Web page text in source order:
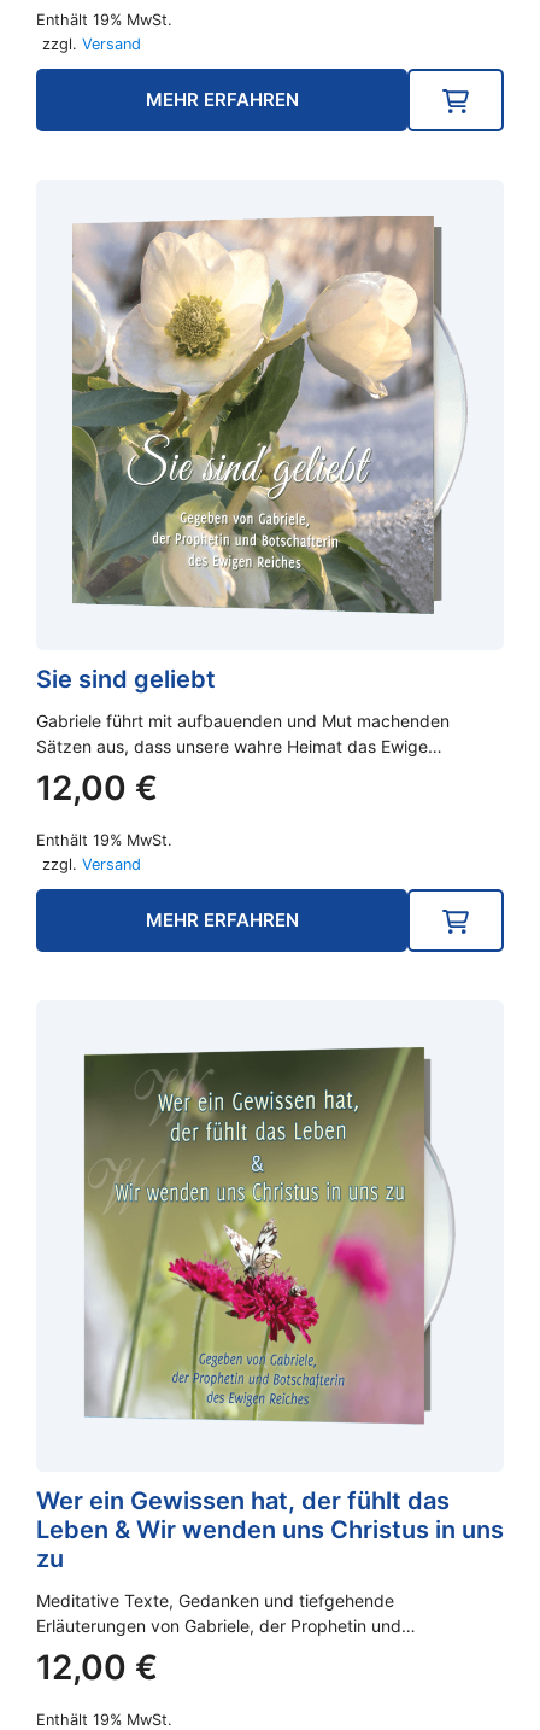
Enthält 19% MwSt.
zzgl. Versand
MEHR ERFAHREN
Sie sind geliebt
Gabriele führt mit aufbauenden und Mut machenden
Sätzen aus, dass unsere wahre Heimat das Ewige…
12,00 €
Enthält 19% MwSt.
zzgl. Versand
MEHR ERFAHREN
Wer ein Gewissen hat, der fühlt das
Leben & Wir wenden uns Christus in uns
zu
Meditative Texte, Gedanken und tiefgehende
Erläuterungen von Gabriele, der Prophetin und…
12,00 €
Enthält 19% MwSt.